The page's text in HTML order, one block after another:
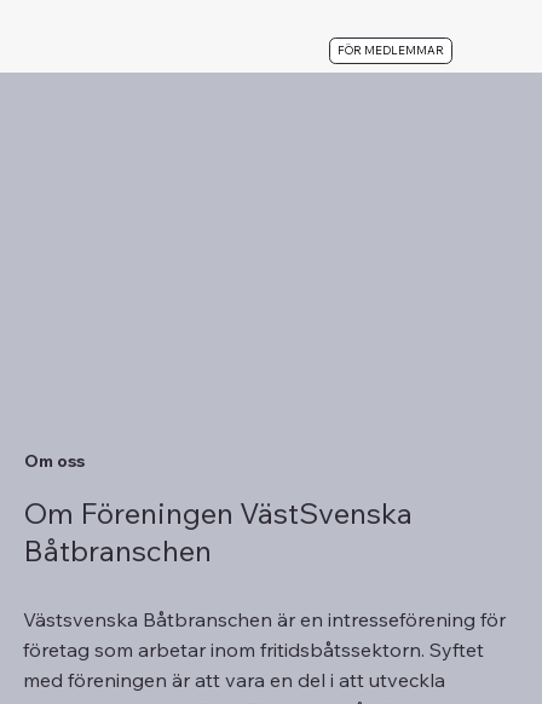
FÖR MEDLEMMAR
Om Föreningen VästSvenska
Båtbranschen
Om oss
Västsvenska Båtbranschen är en intresseförening för
företag som arbetar inom fritidsbåtssektorn. Syftet
med föreningen är att vara en del i att utveckla